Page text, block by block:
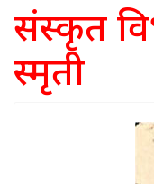
संस्कृत
स्मृती